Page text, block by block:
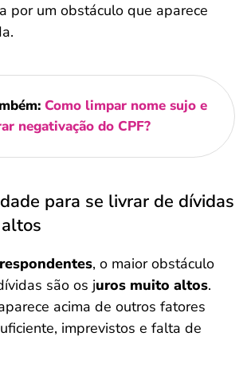
por um obstáculo que aparece
Como limpar nome sujo e
negativação do CPF?
para se livrar de dívidas
, o maior obstáculo
são os juros muito altos.
acima de outros fatores
imprevistos e falta de